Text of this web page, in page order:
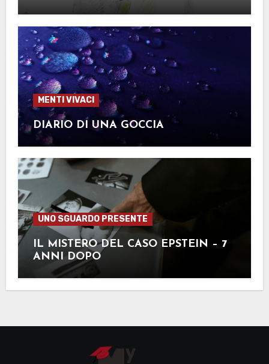
MENTI VIVACI
DIARIO DI UNA GOCCIA
UNO SGUARDO PRESENTE
IL MISTERO DEL CASO EPSTEIN – 7
ANNI DOPO